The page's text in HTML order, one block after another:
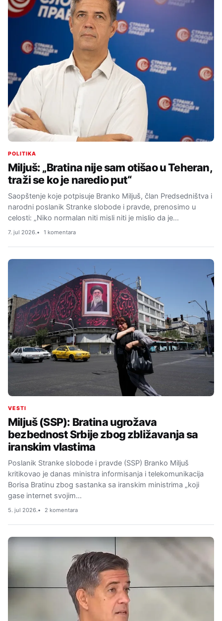
POLITIKA
Miljuš: „Bratina nije sam otišao u Teheran,
traži se ko je naredio put“
Saopštenje koje potpisuje Branko Miljuš, član Predsedništva i
narodni poslanik Stranke slobode i pravde, prenosimo u
celosti: „Niko normalan niti misli niti je mislio da je…
7. jul 2026. 1 komentara
VESTI
Miljuš (SSP): Bratina ugrožava
bezbednost Srbije zbog zbližavanja sa
iranskim vlastima
Poslanik Stranke slobode i pravde (SSP) Branko Miljuš
kritikovao je danas ministra informisanja i telekomunikacija
Borisa Bratinu zbog sastanka sa iranskim ministrima „koji
gase internet svojim…
5. jul 2026. 2 komentara